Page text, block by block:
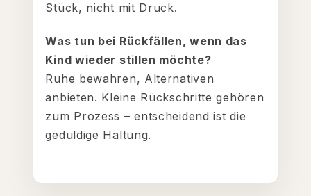
Stück, nicht mit Druck.
Was tun bei Rückfällen, wenn das
Kind wieder stillen möchte?
Ruhe bewahren, Alternativen
anbieten. Kleine Rückschritte gehören
zum Prozess – entscheidend ist die
geduldige Haltung.